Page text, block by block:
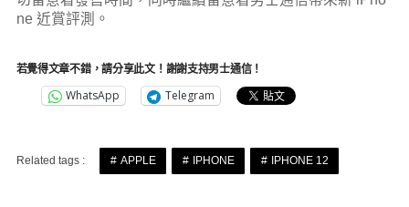
ne 近賞評測。
若覺得文章不錯，請分享此文！謝謝支持男士通信！
WhatsApp Telegram
Related tags : APPLE IPHONE IPHONE 12